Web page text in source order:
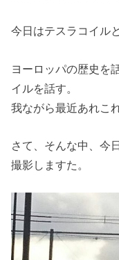
今日はテスラコイル
ヨーロッパの歴史を
イルを話す。
我ながら最近あれこ
さて、そんな中、今
撮影しますた。